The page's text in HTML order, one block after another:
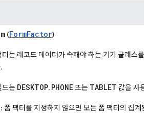
(FormFactor)
터는 레코드 데이터가 속해야 하는 기기 클래스를
드는 DESKTOP, PHONE 또는 TABLET 값을 사용
폼 팩터를 지정하지 않으면 모든 폼 팩터의 집계된